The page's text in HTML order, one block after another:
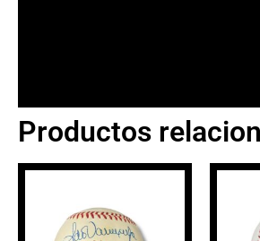
Productos